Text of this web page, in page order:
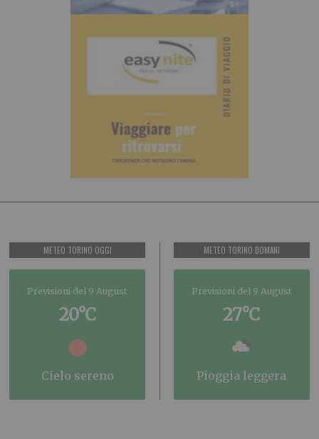
METEO TORINO OGGI
Previsioni del 9 August
20°C
cielo sereno
METEO TORINO DOMANI
Previsioni del 9 August
27°C
pioggia leggera